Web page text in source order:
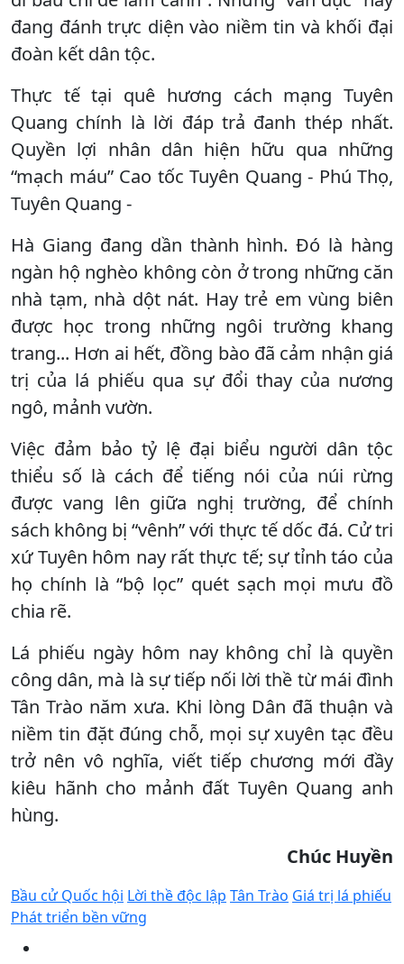
đang đánh trực diện vào niềm tin và khối đại
đoàn kết dân tộc.
Thực tế tại quê hương cách mạng Tuyên
Quang chính là lời đáp trả đanh thép nhất.
Quyền lợi nhân dân hiện hữu qua những
“mạch máu” Cao tốc Tuyên Quang - Phú Thọ,
Tuyên Quang -
Hà Giang đang dần thành hình. Đó là hàng
ngàn hộ nghèo không còn ở trong những căn
nhà tạm, nhà dột nát. Hay trẻ em vùng biên
được học trong những ngôi trường khang
trang... Hơn ai hết, đồng bào đã cảm nhận giá
trị của lá phiếu qua sự đổi thay của nương
ngô, mảnh vườn.
Việc đảm bảo tỷ lệ đại biểu người dân tộc
thiểu số là cách để tiếng nói của núi rừng
được vang lên giữa nghị trường, để chính
sách không bị “vênh” với thực tế dốc đá. Cử tri
xứ Tuyên hôm nay rất thực tế; sự tỉnh táo của
họ chính là “bộ lọc” quét sạch mọi mưu đồ
chia rẽ.
Lá phiếu ngày hôm nay không chỉ là quyền
công dân, mà là sự tiếp nối lời thề từ mái đình
Tân Trào năm xưa. Khi lòng Dân đã thuận và
niềm tin đặt đúng chỗ, mọi sự xuyên tạc đều
trở nên vô nghĩa, viết tiếp chương mới đầy
kiêu hãnh cho mảnh đất Tuyên Quang anh
hùng.
Chúc Huyền
Bầu cử Quốc hội Lời thề độc lập Tân Trào Giá trị lá phiếu
Phát triển bền vững